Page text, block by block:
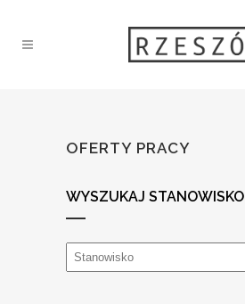
OFERTY PRACY
WYSZUKAJ STANOWISKO